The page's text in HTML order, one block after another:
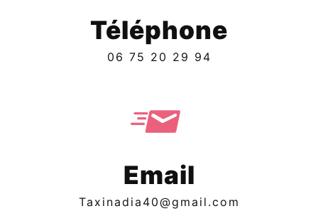
Téléphone
06 75 20 29 94
Email
taxinadia40@gmail.com